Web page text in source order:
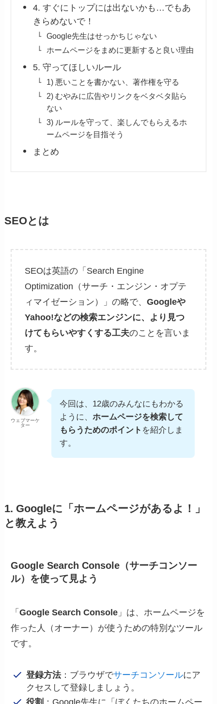
4. すぐにトップには出ないかも…でもあ
きらめないで！
Google先生はせっかちじゃない
ホームページをまめに更新すると良い理由
5. 守ってほしいルール
1) 悪いことを書かない、著作権を守る
2) むやみに広告やリンクをベタベタ貼ら
ない
3) ルールを守って、楽しんでもらえるホ
ームページを目指そう
まとめ
SEOとは
SEOは英語の「Search Engine
Optimization（サーチ・エンジン・オプテ
ィマイゼーション）」の略で、Googleや
Yahoo!などの検索エンジンに、より見つ
けてもらいやすくする工夫のことを言いま
す。
ウェブマーケ
ター
今回は、12歳のみんなにもわかる
ように、ホームページを検索して
もらうためのポイント を紹介しま
す。
1. Googleに「ホームページがあるよ！」
と教えよう
Google Search Console（サーチコンソー
ル）を使って見よう
「Google Search Console 」は、ホームページを
作った人（オーナー）が使うための特別なツール
です。
登録方法：ブラウザでサーチコンソールにア
クセスして登録しましょう。